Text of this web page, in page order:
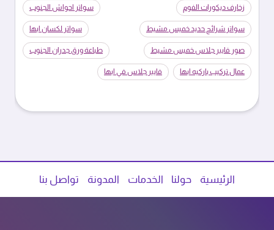
زخارف ديكورات الفوم سواتر احواش الجنوب
سواتر شرائح حديد خميس مشيط سواتر لكسان ابها
صور فايبر جلاس خميس مشيط طباعة ورق جدران الجنوب
عمال تركيب باركيه ابها فايبر جلاس في ابها
الرئيسية حولنا الخدمات المدونة تواصل بنا